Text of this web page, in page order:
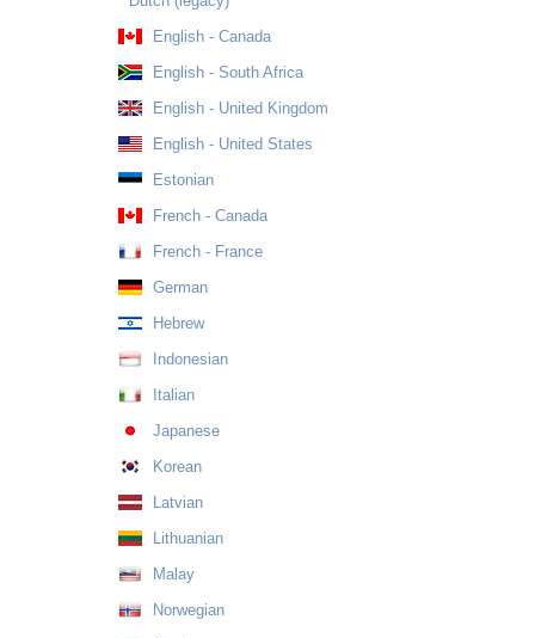
English - Canada
English - South Africa
English - United Kingdom
English - United States
Estonian
French - Canada
French - France
German
Hebrew
Indonesian
Italian
Japanese
Korean
Latvian
Lithuanian
Malay
Norwegian